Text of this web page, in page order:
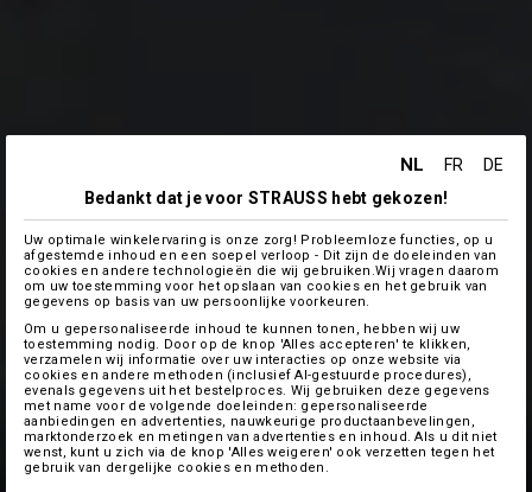
NL FR
DE
Bedankt dat je voor STRAUSS hebt gekozen!
Uw optimale winkelervaring is onze zorg! Probleemloze functies, op u
afgestemde inhoud en een soepel verloop - Dit zijn de doeleinden van
cookies en andere technologieën die wij gebruiken.Wij vragen daarom
om uw toestemming voor het opslaan van cookies en het gebruik van
gegevens op basis van uw persoonlijke voorkeuren.
Om u gepersonaliseerde inhoud te kunnen tonen, hebben wij uw
toestemming nodig. Door op de knop 'Alles accepteren' te klikken,
verzamelen wij informatie over uw interacties op onze website via
cookies en andere methoden (inclusief AI-gestuurde procedures),
evenals gegevens uit het bestelproces. Wij gebruiken deze gegevens
met name voor de volgende doeleinden: gepersonaliseerde
aanbiedingen en advertenties, nauwkeurige productaanbevelingen,
marktonderzoek en metingen van advertenties en inhoud. Als u dit niet
wenst, kunt u zich via de knop 'Alles weigeren' ook verzetten tegen het
gebruik van dergelijke cookies en methoden.